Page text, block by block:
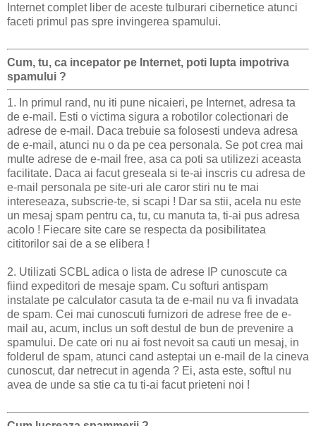
Internet complet liber de aceste tulburari cibernetice atunci
faceti primul pas spre invingerea spamului.
Cum, tu, ca incepator pe Internet, poti lupta impotriva
spamului ?
1. In primul rand, nu iti pune nicaieri, pe Internet, adresa ta
de e-mail. Esti o victima sigura a robotilor colectionari de
adrese de e-mail. Daca trebuie sa folosesti undeva adresa
de e-mail, atunci nu o da pe cea personala. Se pot crea mai
multe adrese de e-mail free, asa ca poti sa utilizezi aceasta
facilitate. Daca ai facut greseala si te-ai inscris cu adresa de
e-mail personala pe site-uri ale caror stiri nu te mai
intereseaza, subscrie-te, si scapi ! Dar sa stii, acela nu este
un mesaj spam pentru ca, tu, cu manuta ta, ti-ai pus adresa
acolo ! Fiecare site care se respecta da posibilitatea
cititorilor sai de a se elibera !
2. Utilizati SCBL adica o lista de adrese IP cunoscute ca
fiind expeditori de mesaje spam. Cu softuri antispam
instalate pe calculator casuta ta de e-mail nu va fi invadata
de spam. Cei mai cunoscuti furnizori de adrese free de e-
mail au, acum, inclus un soft destul de bun de prevenire a
spamului. De cate ori nu ai fost nevoit sa cauti un mesaj, in
folderul de spam, atunci cand asteptai un e-mail de la cineva
cunoscut, dar netrecut in agenda ? Ei, asta este, softul nu
avea de unde sa stie ca tu ti-ai facut prieteni noi !